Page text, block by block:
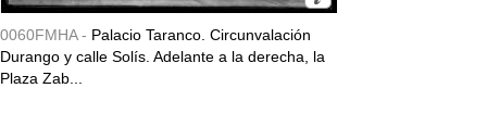
0060FMHA - Palacio Taranco. Circunvalación
Durango y calle Solís. Adelante a la derecha, la
Plaza Zab...